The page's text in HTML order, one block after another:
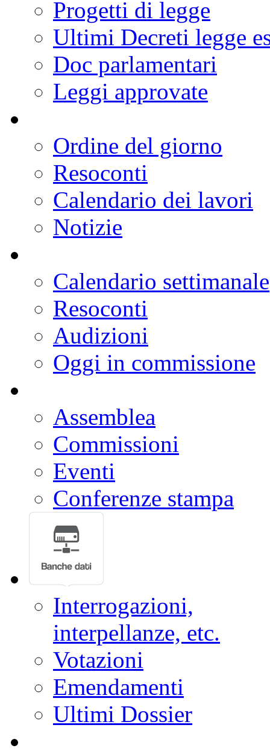
Progetti di legge
Ultimi Decreti legge
Doc parlamentari
Leggi approvate
Ordine del giorno
Resoconti
Calendario dei lavori
Notizie
Calendario settimanale
Resoconti
Audizioni
Oggi in commissione
Assemblea
Commissioni
Eventi
Conferenze stampa
Interrogazioni,
interpellanze, etc.
Votazioni
Emendamenti
Ultimi Dossier